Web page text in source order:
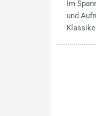
Im
und